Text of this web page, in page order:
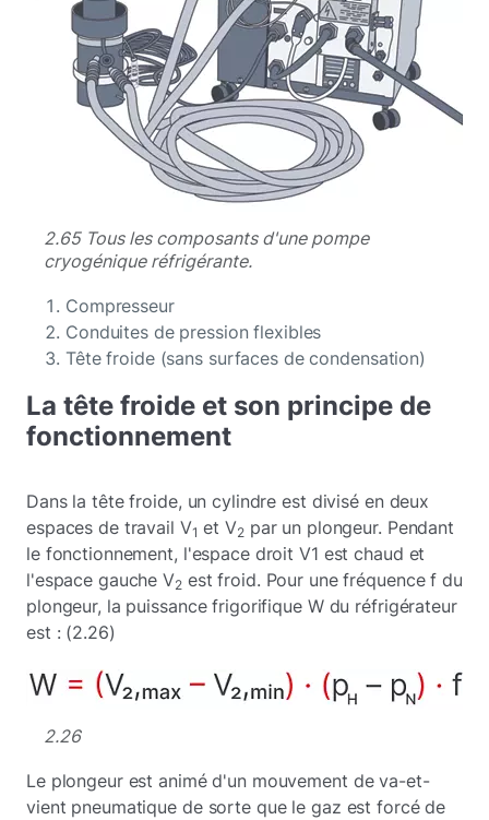
2.65 Tous les composants d'une pompe
cryogénique réfrigérante.
Compresseur
Conduites de pression flexibles
Tête froide (sans surfaces de condensation)
La tête froide et son principe de
fonctionnement
Dans la tête froide, un cylindre est divisé en deux
espaces de travail V1 et V2par un plongeur. Pendant
le fonctionnement, l'espace droit V1 est chaud et
l'espace gauche V2est froid. Pour une fréquence f du
plongeur, la puissance frigorifique W du réfrigérateur
est : (2.26)
2.26
Le plongeur est animé d'un mouvement de va-et-
vient pneumatique de sorte que le gaz est forcé de